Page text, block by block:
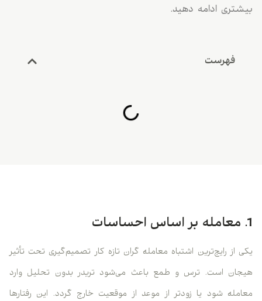
بیشتری ادامه دهید.
فهرست
1. معامله بر اساس احساسات
یکی از رایج‌ترین اشتباه معامله گران تازه کار تصمیم‌گیری تحت تأثیر
هیجان است. ترس و طمع باعث می‌شود تریدر بدون تحلیل وارد
معامله شود یا زودتر از موعد از موقعیت خارج گردد. این رفتارها